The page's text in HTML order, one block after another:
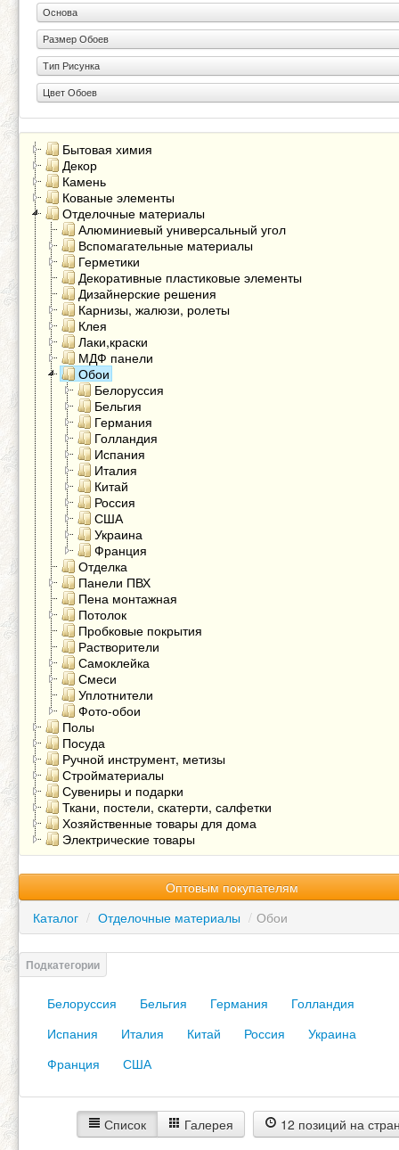
Основа
Размер Обоев
Тип Рисунка
Цвет Обоев
Бытовая химия
Декор
Камень
Кованые элементы
Отделочные материалы
Алюминиевый универсальный угол
Вспомагательные материалы
Герметики
Декоративные пластиковые элементы
Дизайнерские решения
Карнизы, жалюзи, ролеты
Клея
Лаки,краски
МДФ панели
Обои
Белоруссия
Бельгия
Германия
Голландия
Испания
Италия
Китай
Россия
США
Украина
Франция
Отделка
Панели ПВХ
Пена монтажная
Потолок
Пробковые покрытия
Растворители
Самоклейка
Смеси
Уплотнители
Фото-обои
Полы
Посуда
Ручной инструмент, метизы
Стройматериалы
Сувениры и подарки
Ткани, постели, скатерти, салфетки
Хозяйственные товары для дома
Электрические товары
Оптовым покупателям
Каталог / Отделочные материалы / Обои
Белоруссия Бельгия Германия
Голландия
Испания
Италия Китай Россия
Украина
Франция
США
Список Галерея 12 позиций на